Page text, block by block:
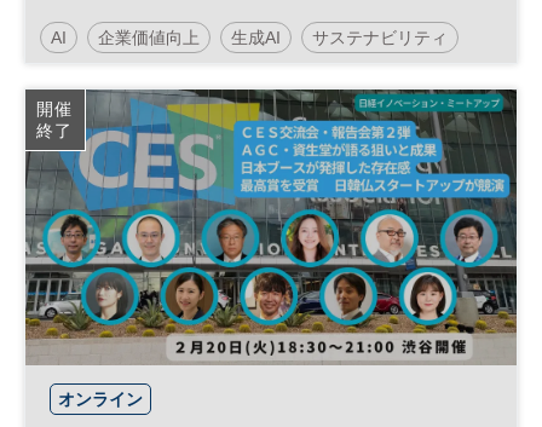
ジタルマインドセットとは～
AI 企業価値向上 生成AI サステナビリティ
データ活用 人工知能 サステナブル 経営戦略
DX 日経オンラインセミナー
開催
終了
オンライン